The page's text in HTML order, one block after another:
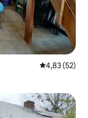
4,83 (52)